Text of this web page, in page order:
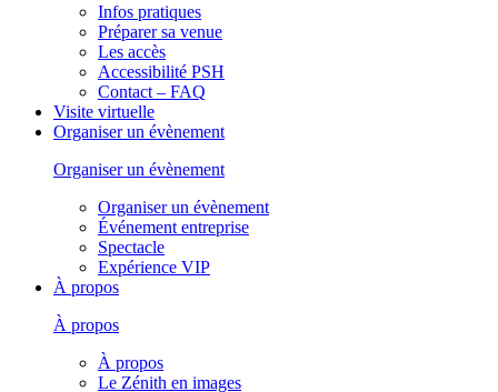
Infos pratiques
Préparer sa venue
Les accès
Accessibilité PSH
Contact – FAQ
Visite virtuelle
Organiser un évènement
Organiser un évènement
Organiser un évènement
Événement entreprise
Spectacle
Expérience VIP
À propos
À propos
À propos
Le Zénith en images